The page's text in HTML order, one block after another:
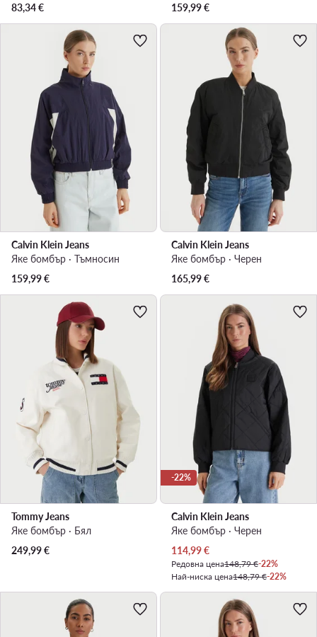
83,34€
159,99€
Calvin Klein Jeans
Яке бомбър · Тъмносин
159,99€
Calvin Klein Jeans
Яке бомбър · Черен
165,99€
Tommy Jeans
Яке бомбър · Бял
249,99€
-22%
Calvin Klein Jeans
Яке бомбър · Черен
Актуална цена
114,99€
Редовна цена148,79 €-22%
Най-ниска цена148,79 €-22%